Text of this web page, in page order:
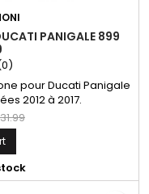
PANIGALE 899
pour Ducati Panigale
2012 à 2017.